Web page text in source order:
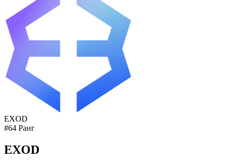
EXOD
#64 Ранг
EXOD